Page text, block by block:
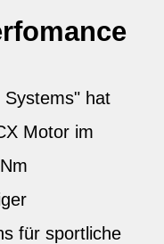
Systems" hat
Motor im
für sportliche